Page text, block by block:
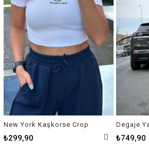
New York Kaşkorse Crop
₺299,90
Degaje
₺749,90